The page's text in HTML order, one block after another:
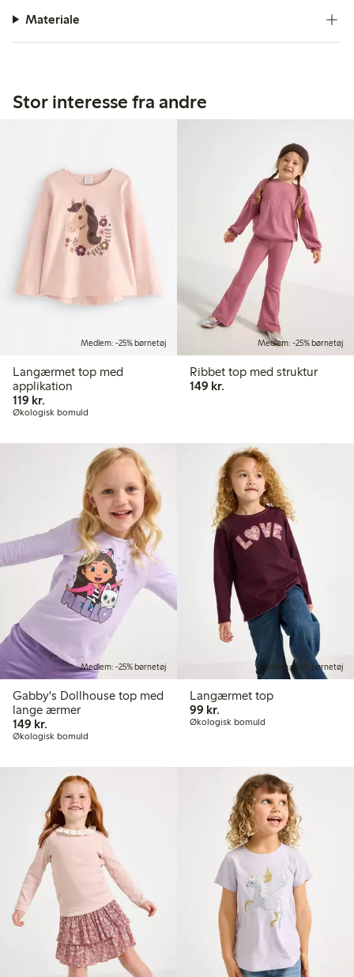
Materiale
Stor interesse fra andre
Medlem: -25% børnetøj
Langærmet top med
applikation
119 kr.
Økologisk bomuld
Medlem: -25% børnetøj
Ribbet top med struktur
149 kr.149,00 kr.
Medlem: -25% børnetøj
Gabby's Dollhouse top med
lange ærmer
149 kr.
Økologisk bomuld
Medlem: -25% børnetøj
Langærmet top
99 kr.
Økologisk bomuld